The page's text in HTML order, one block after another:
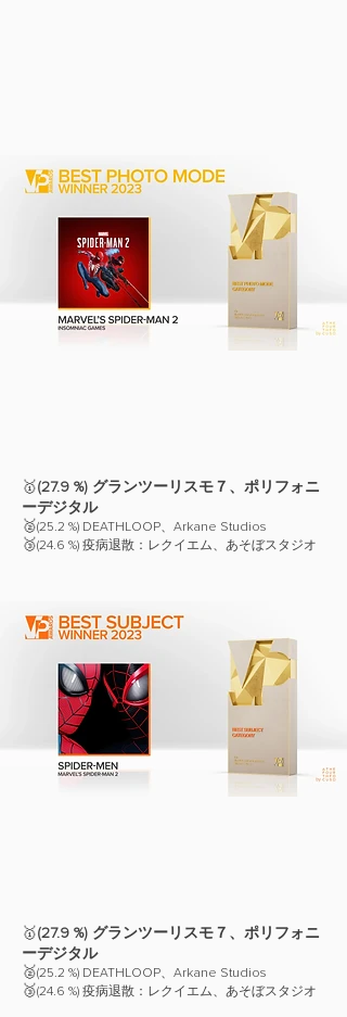
🥇(27.9 %) グランツーリスモ７、ポリフォニ
ーデジタル
🥈(25.2 %) DEATHLOOP、Arkane Studios
🥉(24.6 %) 疫病退散：レクイエム、あそぼスタジオ
🥇(27.9 %) グランツーリスモ７、ポリフォニ
ーデジタル
🥈(25.2 %) DEATHLOOP、Arkane Studios
🥉(24.6 %) 疫病退散：レクイエム、あそぼスタジオ